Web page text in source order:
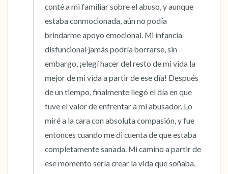
conté a mi familiar sobre el abuso, y aunque
estaba conmocionada, aún no podía
brindarme apoyo emocional. Mi infancia
disfuncional jamás podría borrarse, sin
embargo, ¡elegí hacer del resto de mi vida la
mejor de mi vida a partir de ese día! Después
de un tiempo, finalmente llegó el día en que
tuve el valor de enfrentar a mi abusador. Lo
miré a la cara con absoluta compasión, y fue
entonces cuando me di cuenta de que estaba
completamente sanada. Mi camino a partir de
ese momento sería crear la vida que soñaba.